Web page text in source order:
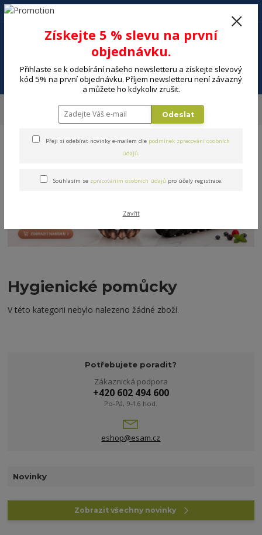
Menu
+420 602 494 600
Hygienické pomůcky
V této kategorii nebylo nalezeno žádné zboží.
Potřebujete poradit?
Zákaznická podpora
+420 602 494 600
Po-Pá, 9-16 hod.
eshop@esam.cz
Novinky
Zobrazit všechny novinky
Získejte 5 % slevu na první
objednávku.
Přihlaste se k odebírání našeho newsletteru a získejte slevový
kód 5% na první objednávku. Příjem newsletteru není závazný
a můžete ho kdykoliv zrušit.
Odeslat
Přeji si odebírat novinky e-mailem dle podmínek zpracování osobních
údajů.
Souhlasím se zpracováním osobních údajů pro účely registrace.
Zavřít